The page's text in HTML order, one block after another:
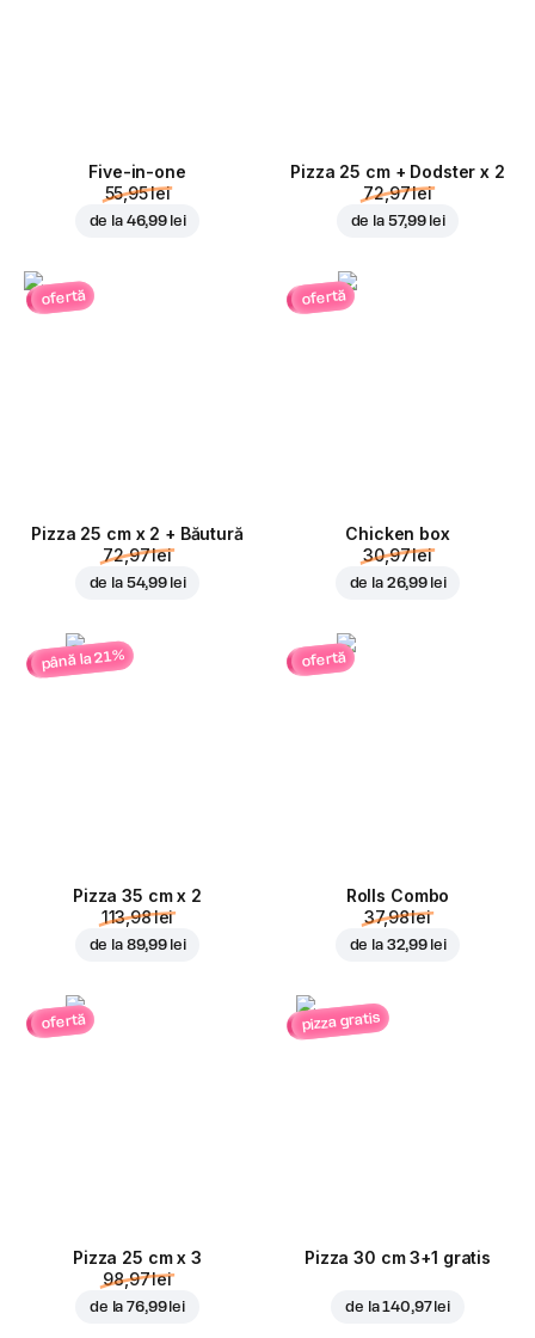
Five-in-one
55,95 lei
de la 46,99 lei
Pizza 25 cm + Dodster x 2
72,97 lei
de la 57,99 lei
ofertă
Pizza 25 cm x 2 + Băutură
72,97 lei
de la 54,99 lei
ofertă
Chicken box
30,97 lei
de la 26,99 lei
până la 21%
Pizza 35 cm x 2
113,98 lei
de la 89,99 lei
ofertă
Rolls Combo
37,98 lei
de la 32,99 lei
ofertă
Pizza 25 cm x 3
98,97 lei
de la76,99 lei
pizza gratis
Pizza 30 cm 3+1 gratis
de la140,97 lei